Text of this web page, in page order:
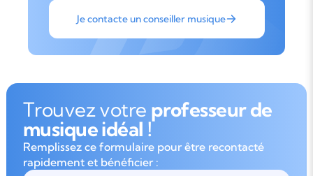
Je contacte un conseiller musique
Trouvez votre professeur de
musique idéal !
Remplissez ce formulaire pour être recontacté
rapidement et bénéficier :